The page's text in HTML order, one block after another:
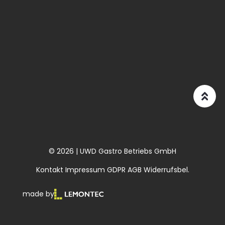
© 2026 | UWD Gastro Betriebs GmbH
Kontakt Impressum GDPR AGB Widerrufsbel.
made by